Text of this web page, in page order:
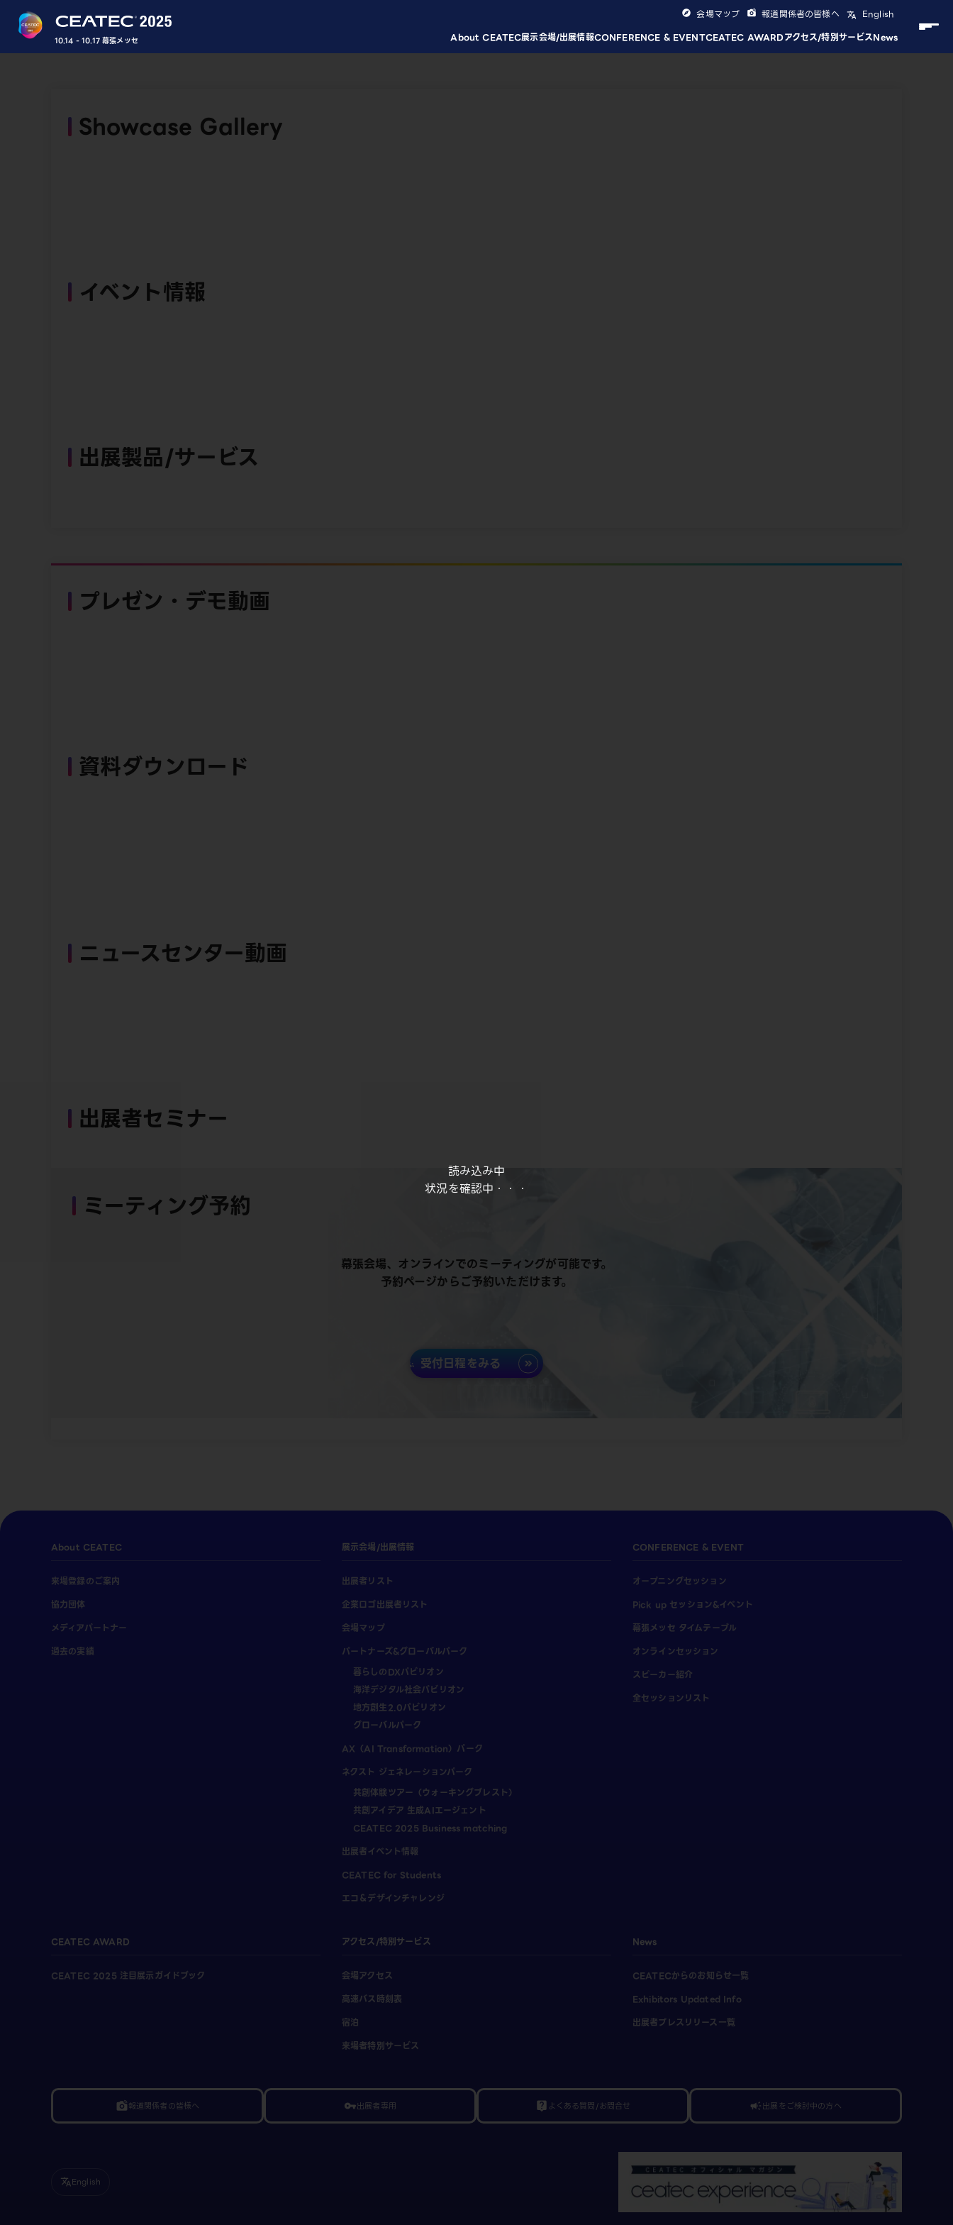
読み込み中
状況を確認中・・・
10.14 - 10.17 幕張メッセ About CEATEC展示会場/出展情報CONFERENCE & EVENTCEATEC AWARDアクセス/特別サービスNews
会場マップ 報道関係者の皆様へ English
Showcase Gallery
イベント情報
出展製品/サービス
プレゼン・デモ動画
資料ダウンロード
ニュースセンター動画
出展者セミナー
ミーティング予約
幕張会場、オンラインでのミーティングが可能です。
予約ページからご予約いただけます。
受付日程をみる
About CEATEC
来場登録のご案内
協力団体
メディアパートナー
過去の実績
展示会場/出展情報
出展者リスト
企業ロゴ出展者リスト
会場マップ
パートナーズ&グローバルパーク
暮らしのDXパビリオン
海洋デジタル社会パビリオン
地方創生2.0パビリオン
グローバルパーク
AX（AI Transformation）パーク
ネクスト ジェネレーションパーク
共創体験ツアー（ウォーキングブレスト）
共創アイデア 生成AIエージェント
CEATEC 2025 Business matching
出展者イベント情報
CEATEC for Students
エコ＆デザインチャレンジ
CONFERENCE & EVENT
オープニングセッション
Pick up セッション&イベント
幕張メッセ タイムテーブル
オンラインセッション
スピーカー紹介
全セッションリスト
CEATEC AWARD
CEATEC 2025 注目展示ガイドブック
アクセス/特別サービス
会場アクセス
高速バス時刻表
宿泊
来場者特別サービス
News
CEATECからのお知らせ一覧
Exhibitors Updated Info
出展者プレスリリース一覧
linked_camera報道関係者の皆様へ vpn_key出展者専用 live_help よくある質問/お問合せ campaign出展をご検討中の方へ
translateEnglish